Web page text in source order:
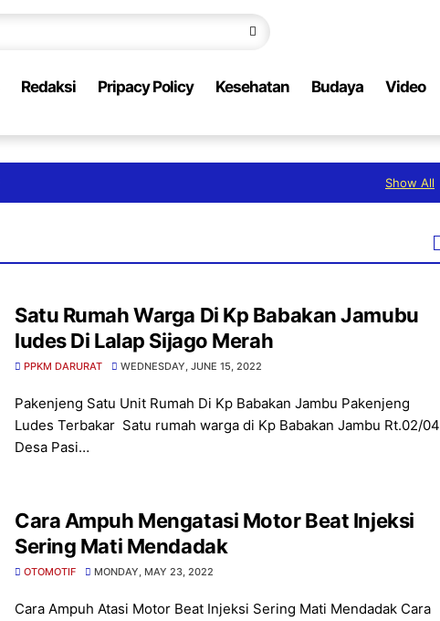
Redaksi Pripacy Policy Kesehatan Budaya Video
Show All
Satu Rumah Warga Di Kp Babakan Jamubu
ludes Di Lalap Sijago Merah
PPKM DARURAT WEDNESDAY, JUNE 15, 2022
Pakenjeng Satu Unit Rumah Di Kp Babakan Jambu Pakenjeng
Ludes Terbakar Satu rumah warga di Kp Babakan Jambu Rt.02/04
Desa Pasi…
Cara Ampuh Mengatasi Motor Beat Injeksi
Sering Mati Mendadak
OTOMOTIF MONDAY, MAY 23, 2022
Cara Ampuh Atasi Motor Beat Injeksi Sering Mati Mendadak Cara